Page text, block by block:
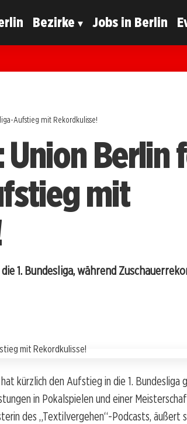
Bezirke Jobs in Berlin
Aufstieg mit Rekordkulisse!
Union Berlin
mit
1. Bundesliga, während
hat kürzlich den Aufstieg in die 1. Bundesliga
in Pokalspielen und einer
des „Textilvergehen“-Podcasts, äußert